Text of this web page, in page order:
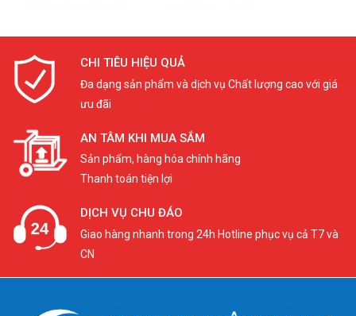
CHI TIÊU HIỆU QUẢ
Đa dạng sản phẩm và dịch vụ Chất lượng cao với giá
ưu đãi
AN TÂM KHI MUA SẮM
Sản phẩm, hàng hóa chính hãng
Thanh toán tiện lợi
DỊCH VỤ CHU ĐÁO
Giao hàng nhanh trong 24h Hotline phục vụ cả T7 và
CN